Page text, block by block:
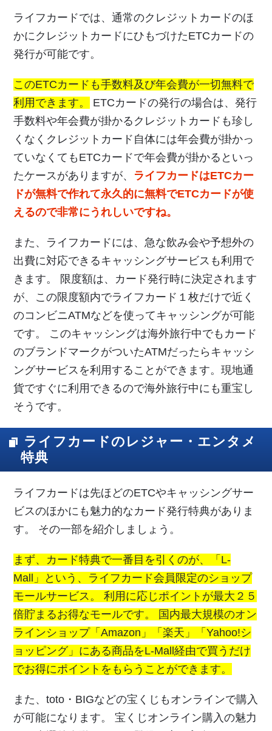
ライフカードでは、通常のクレジットカードのほ
かにクレジットカードにひもづけたETCカードの
発行が可能です。
このETCカードも手数料及び年会費が一切無料で
利用できます。
ETCカードの発行の場合は、発行
手数料や年会費が掛かるクレジットカードも珍し
くなくクレジットカード自体には年会費が掛かっ
ていなくてもETCカードで年会費が掛かるといっ
たケースがありますが、 ライフカードはETCカー
ドが無料で作れて永久的に無料でETCカードが使
えるので非常にうれしいですね。
また、ライフカードには、急な飲み会や予想外の
出費に対応できるキャッシングサービスも利用で
きます。 限度額は、カード発行時に決定されます
が、この限度額内でライフカード１枚だけで近く
のコンビニATMなどを使ってキャッシングが可能
です。 このキャッシングは海外旅行中でもカード
のブランドマークがついたATMだったらキャッシ
ングサービスを利用することができます。現地通
貨ですぐに利用できるので海外旅行中にも重宝し
そうです。
ライフカードのレジャー・エンタメ
特典
ライフカードは先ほどのETCやキャッシングサー
ビスのほかにも魅力的なカード発行特典がありま
す。 その一部を紹介しましょう。
まず、カード特典で一番目を引くのが、「L-
Mall」という、ライフカード会員限定のショップ
モールサービス。 利用に応じポイントが最大２５
倍貯まるお得なモールです。 国内最大規模のオン
ラインショップ「Amazon」「楽天」「Yahoo!シ
ョッピング」にある商品をL-Mall経由で買うだけ
でお得にポイントをもらうことができます。
また、toto・BIGなどの宝くじもオンラインで購入
が可能になります。 宝くじオンライン購入の魅力